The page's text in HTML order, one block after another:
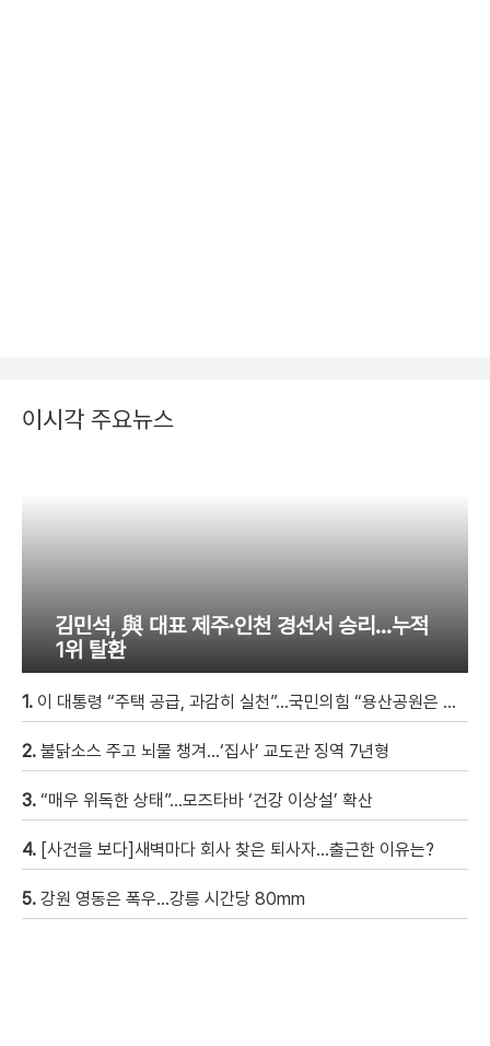
이시각 주요뉴스
김민석, 與 대표 제주·인천 경선서 승리…누적
1위 탈환
1. 이 대통령 “주택 공급, 과감히 실천”…국민의힘 “용산공원은 안 돼”
2. 불닭소스 주고 뇌물 챙겨…‘집사’ 교도관 징역 7년형
3. “매우 위독한 상태”…모즈타바 ‘건강 이상설’ 확산
4. [사건을 보다]새벽마다 회사 찾은 퇴사자…출근한 이유는?
5. 강원 영동은 폭우…강릉 시간당 80mm